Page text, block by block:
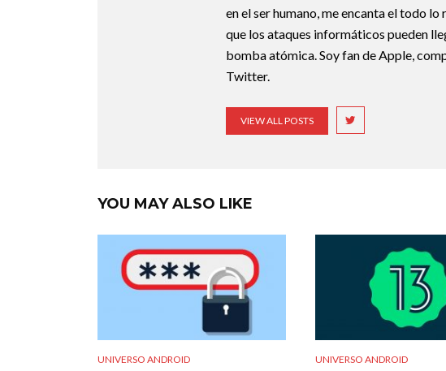
en el ser humano, me encanta el todo
que los ataques informáticos pueden
bomba atómica. Soy fan de Apple,
Twitter.
VIEW ALL POSTS
YOU MAY ALSO LIKE
UNIVERSO ANDROID UNIVERSO ANDROID